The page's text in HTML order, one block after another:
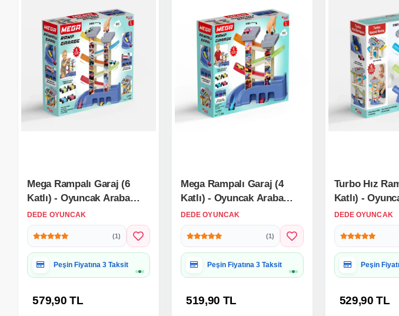
Mega Rampalı Garaj (6
Katlı) - Oyuncak Araba
Seti Yarış Seti Kaydıraklı
Otopark Garaj Seti
DEDE OYUNCAK
(1)
Hediye Paketine Uygun
579,90 TL
Mega Rampalı Garaj (4
Katlı) - Oyuncak Araba
Seti Yarış Seti Kaydıraklı
Otopark Garaj Seti
DEDE OYUNCAK
(1)
Hediye Paketine Uygun
519,90 TL
Turbo Hız
Katlı) -
Seti Yarış Seti
Otopark
DEDE OYUNCAK
Hediye
529,90 TL